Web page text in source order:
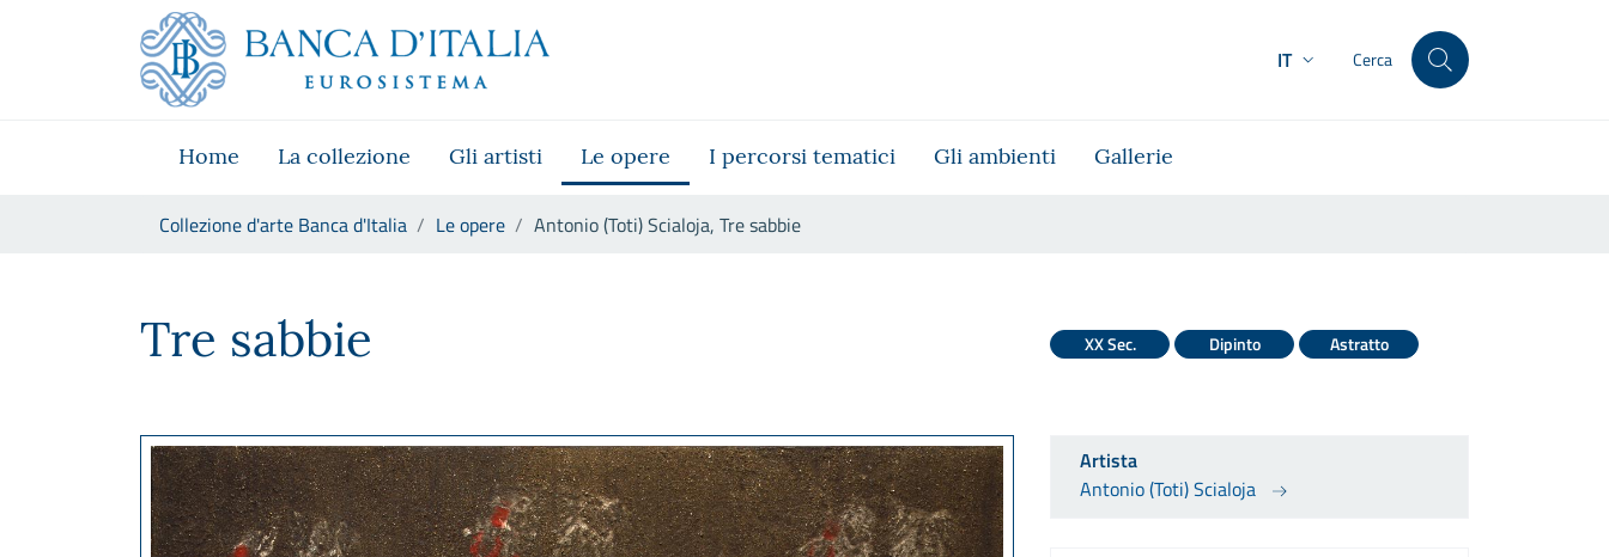
Skip to Main Content
Vai al sito istituzionale
Vai al menu di navigazione
Vai alla ricerca
Vai ai contenuti
IT Cerca
Home La collezione Gli artisti Le opere I percorsi tematici Gli ambienti Gallerie
Collezione d'arte Banca d'Italia Le opere Antonio (Toti) Scialoja, Tre sabbie
Tre sabbie XX Sec. Dipinto Astratto
Artista
Antonio (Toti) Scialoja